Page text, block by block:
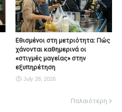
Εθισμένοι στη μετριότητα: Πώς
χάνονται καθημερινά οι
«στιγμές μαγείας» στην
εξυπηρέτηση
July 28, 2026
Παλαιότερη